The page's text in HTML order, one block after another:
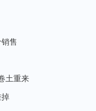
售
土重来